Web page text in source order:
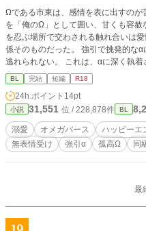
Ωである市東は、感情を表に出すの
を「俺のΩ」として囲い、甘くも容赦なく躾けるα
を忍ぶ場所で交わされる触れ合いは
係そのものだった。 強引で挑発的なαに翻弄されながらも、 市東はその手から
逃れられない。 これは、αに深く執着され、食べ頃のA5ランクΩとして愛され尽
くす、 甘美で背徳的な恋の記録。
BL 完結 短編 R18
24h.ポイント 14pt
小説 31,551 位 / 228,878件 BL
溺愛 オメガバース ハッピーエ
無表情受け
強引α 孤高Ω 同
最